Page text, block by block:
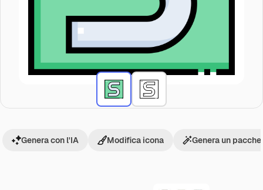
Genera con l'IA Modifica icona Genera un